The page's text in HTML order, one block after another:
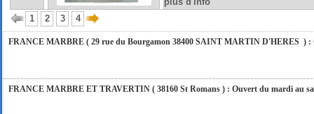
1
2 3 4
vous répondrons dans les meilleurs délais. Nous aurons le plaisir de vous
FRANCE MARBRE ( 29 rue du Bourgamon 38400 SAINT MARTIN D'HERES ) :
FRANCE MARBRE ET TRAVERTIN ( 38160 St Romans ) : Ouvert du mardi au